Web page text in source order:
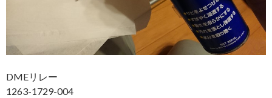
DMEリレー
1263-1729-004